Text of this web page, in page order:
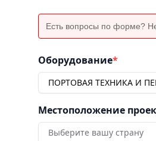
Есть вопросы по форме?
Оборудование*
ПОРТОВАЯ ТЕХНИКА И
Местоположение
Выберите вашу страну